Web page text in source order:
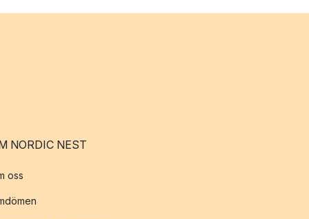
NORDIC NEST
oss